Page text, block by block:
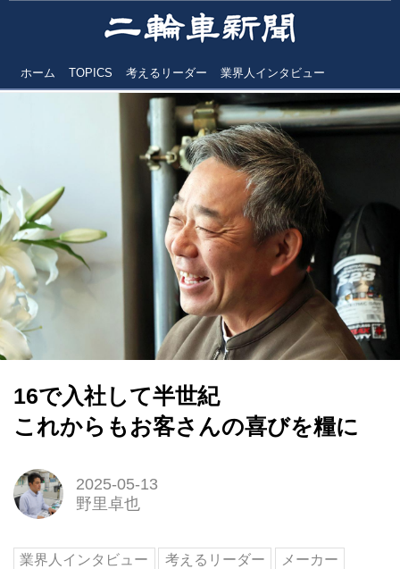
ホーム TOPICS 考えるリーダー 業界人インタビュー
16で入社して半世紀
これからもお客さんの喜びを糧に
2025-05-13
野里卓也
業界人インタビュー 考えるリーダー
メーカー